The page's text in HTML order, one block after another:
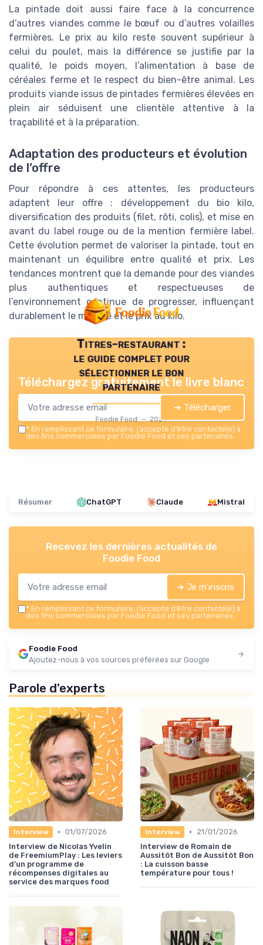
La pintade doit aussi faire face à la concurrence
d’autres viandes comme le bœuf ou d’autres volailles
fermières. Le prix au kilo reste souvent supérieur à
celui du poulet, mais la différence se justifie par la
qualité, le poids moyen, l’alimentation à base de
céréales ferme et le respect du bien-être animal. Les
produits viande issus de pintades fermières élevées en
plein air séduisent une clientèle attentive à la
traçabilité et à la préparation.
Adaptation des producteurs et évolution
de l’offre
Pour répondre à ces attentes, les producteurs
adaptent leur offre : développement du bio kilo,
diversification des produits (filet, rôti, colis), et mise en
avant du label rouge ou de la mention fermière label.
Cette évolution permet de valoriser la pintade, tout en
maintenant un équilibre entre qualité et prix. Les
tendances montrent que la demande pour des viandes
plus authentiques et respectueuses de
l’environnement continue de progresser, influençant
durablement le marché et le prix au kilo.
Titres-restaurant :
le guide complet pour
sélectionner le bon
partenaire
Foodie Food — 2026
Téléchargez gratuitement le livre blanc
➔ Télécharger
* En remplissant ce formulaire, j’accepte d’être contacté(e) à
des fins commerciales par Foodie Food et ses partenaires.
Résumer ChatGPT Claude Mistral
Recevez les dernières actualités de
Foodie Food
➔ Je m'inscris
* En remplissant ce formulaire, j’accepte d’être contacté(e) à
des fins commerciales par Foodie Food et ses partenaires.
Foodie Food
Ajoutez-nous à vos sources préférées sur Google
Parole d'experts
Interview • 01/07/2026
Interview de Nicolas Yvelin
de FreemiumPlay : Les leviers
d’un programme de
récompenses digitales au
service des marques food
Interview •
21/01/2026
Interview de Romain de
Aussitôt Bon de Aussitôt Bon
: La cuisson basse
température pour tous !